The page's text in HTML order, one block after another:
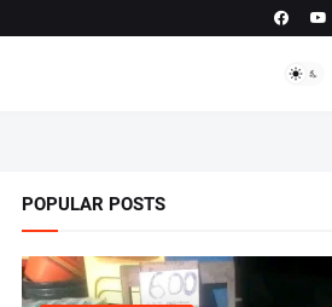
POPULAR POSTS